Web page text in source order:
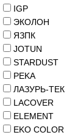
IGP
ЭКОЛОН
ЯЗПК
JOTUN
STARDUST
PEKA
ЛАЗУРЬ-ТЕК
LACOVER
ELEMENT
EKO COLOR